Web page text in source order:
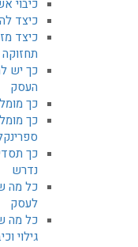
כיבוי
כיצד
כיצד
כך יש
העסק
כך
כך
כך
נדרש
כל מה
לעסק
כל מה
גילוי